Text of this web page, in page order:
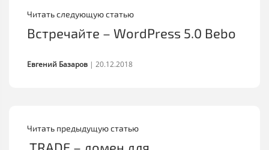
Читать предыдущую статью
Читать следующую статью
Встречайте – WordPress 5.0 Bebo
Евгений Базаров | 20.12.2018